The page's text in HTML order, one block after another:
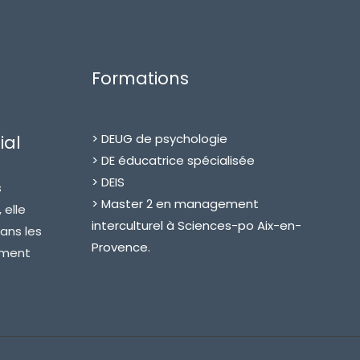
elle
les
Formations
> DEUG de psychologie
> DE éducatrice spécialisée
> DEIS
> Master 2 en management
interculturel à Sciences-po Aix-en-
Provence.